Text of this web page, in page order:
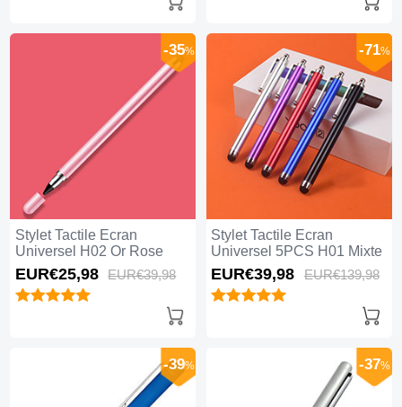
Stylet Tactile Ecran
Universel H02 Or Rose
-35%
EUR€25,98 EUR€39,98
Stylet Tactile Ecran
Universel 5PCS H01 Mixte
-71%
EUR€39,98 EUR€139,98
-39% -37%